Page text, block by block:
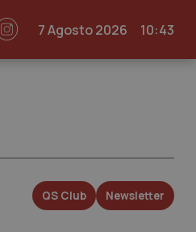
7 Agosto 2026 10:43
QS Club Newsletter